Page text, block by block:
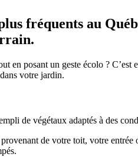
fréquents au
posant un geste écolo ?
dans votre jardin.
de végétaux adaptés à des
de votre toit, votre